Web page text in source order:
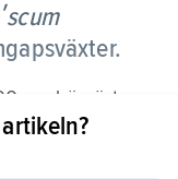
cm hög ört
och